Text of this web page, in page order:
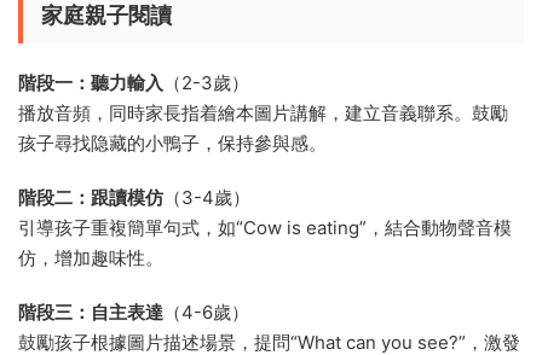
家庭親子閱讀
階段一：聽力輸入 （2-3歲）
播放音頻，同時家長指着繪本圖片講解，建立音義聯系。鼓勵
孩子尋找隐藏的小鴨子，保持參與感。
階段二：跟讀模仿 （3-4歲）
引導孩子重複簡單句式，如“Cow is eating”，結合動物聲音模
仿，增加趣味性。
階段三：自主表達 （4-6歲）
鼓勵孩子根據圖片描述場景，提問“What can you see?”，激發